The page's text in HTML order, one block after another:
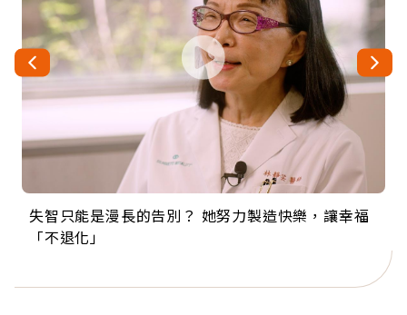
失智只能是漫長的告別？ 她努力製造快樂，讓幸福
「不退化」
來自剛果的巧克力神父 為台灣奉獻36年 「台灣是我
的家，我連作夢都講台語！」
63歲卸矽谷副總、搬回台灣找快樂！「蛋黃哥小
丑」走進安養院，逗樂上萬爺奶：退休後才開始真
104歲打破金氏世界紀錄 成為全球最年長羽球選
手，分享長壽的秘密原來是「這個」
事業巔峰他選擇追夢…黑手阿伯拉小提琴還登上小
巨蛋！連CNN都大讚！